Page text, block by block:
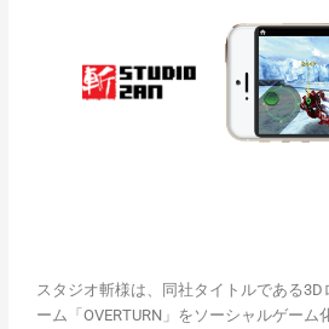
スタジオ斬様は、同社タイトルである
ーム「OVERTURN」をソーシャルゲーム